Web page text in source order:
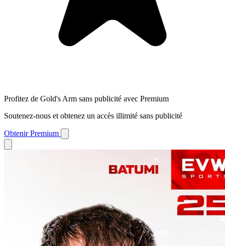
Profitez de Gold's Arm sans publicité avec Premium
Soutenez-nous et obtenez un accès illimité sans publicité
Obtenir Premium